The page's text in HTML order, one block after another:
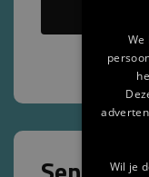
We
Wil je